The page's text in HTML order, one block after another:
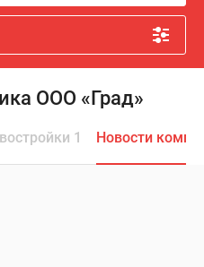
ООО «Град»
1 Новости